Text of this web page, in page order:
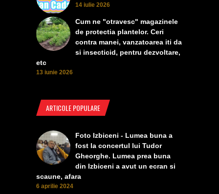
14 iulie 2026
Cum ne "otravesc" magazinele
de protectia plantelor. Ceri
contra manei, vanzatoarea iti da
si insecticid, pentru dezvoltare,
etc
13 iunie 2026
ARTICOLE POPULARE
Foto Izbiceni - Lumea buna a
fost la concertul lui Tudor
Gheorghe. Lumea prea buna
din Izbiceni a avut un ecran si
scaune, afara
6 aprilie 2024